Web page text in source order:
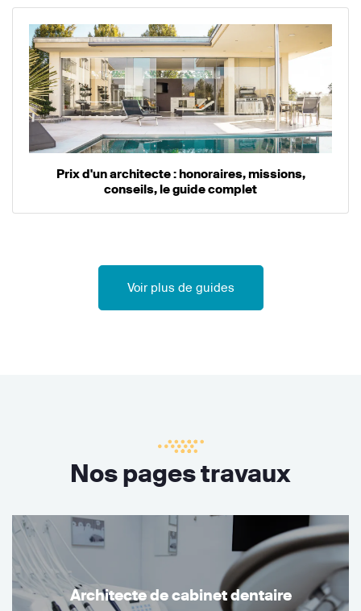
Prix d'un architecte : honoraires, missions,
conseils, le guide complet
Voir plus de guides
Nos pages travaux
Architecte de cabinet dentaire